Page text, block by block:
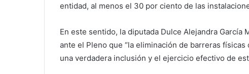
entidad, al menos el 30 por ciento de las
En este sentido, la diputada Dulce Alejandra
ante el Pleno que “la eliminación de barreras
una verdadera inclusión y el ejercicio efectivo de